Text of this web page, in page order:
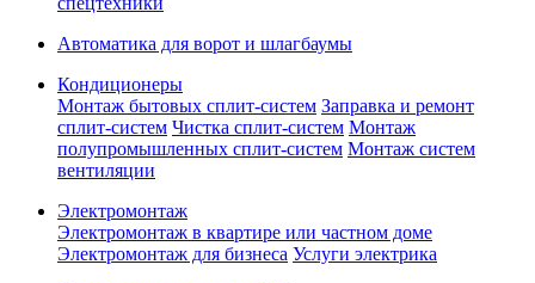
Автоматика для ворот и шлагбаумы
Кондиционеры
Монтаж бытовых сплит-систем Заправка и ремонт
сплит-систем Чистка сплит-систем Монтаж
полупромышленных сплит-систем Монтаж систем
вентиляции
Электромонтаж
Электромонтаж в квартире или частном доме
Электромонтаж для бизнеса Услуги электрика